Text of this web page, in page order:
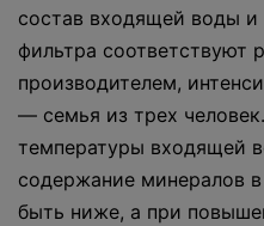
состав входящей воды
фильтра соответствуют
производителем,
— семья из трех
температуры входящей
содержание минералов
быть ниже, а при